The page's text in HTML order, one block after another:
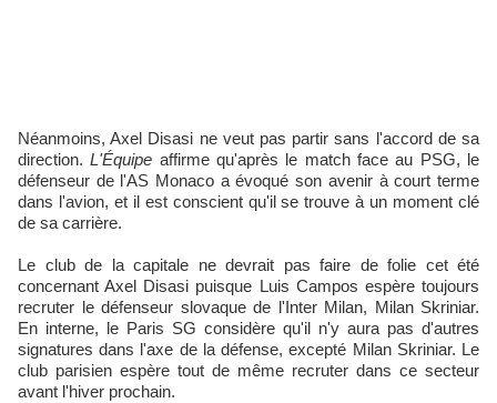
Néanmoins, Axel Disasi ne veut pas partir sans l'accord de sa
direction.L'Équipe affirme qu'après le match face au PSG, le
défenseur de l'AS Monaco a évoqué son avenir à court terme
dans l'avion, et il est conscient qu'il se trouve à un moment clé
de sa carrière.
Le club de la capitale ne devrait pas faire de folie cet été
concernant Axel Disasi puisque Luis Campos espère toujours
recruter le défenseur slovaque de l'Inter Milan, Milan Skriniar.
En interne, le Paris SG considère qu'il n'y aura pas d'autres
signatures dans l'axe de la défense, excepté Milan Skriniar. Le
club parisien espère tout de même recruter dans ce secteur
avant l'hiver prochain.